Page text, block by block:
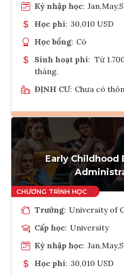
Kỳ nhập học:
Học phí: 30,010 USD
Học bổng: Có
Sinh hoạt phí: Từ
tháng.
ĐỊNH CƯ: Chưa có
Early Childhood
Trường: University of
Cấp học: University
Kỳ nhập học:
Học phí: 30,010 USD